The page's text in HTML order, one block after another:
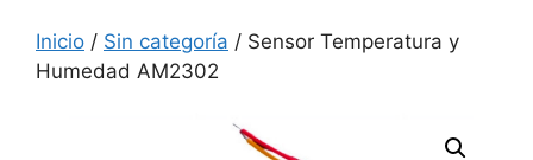
Inicio / Sin categoría / Sensor Temperatura y
Humedad AM2302